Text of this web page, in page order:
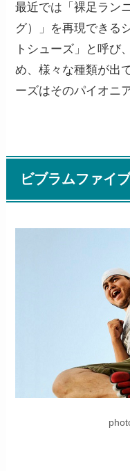
最近では「裸足ラン
グ）」を再現できる
トシューズ」と呼び
め、様々な種類が出
ーズはそのパイオニ
ビブラムファイ